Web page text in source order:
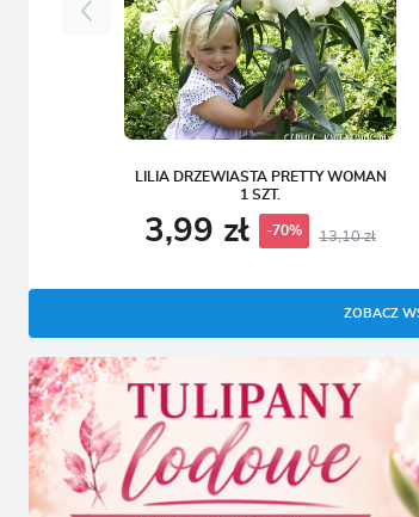
LILIA DRZEWIASTA PRETTY WOMAN
1 SZT.
3,99 zł -70% 13,10 zł
ZOBACZ